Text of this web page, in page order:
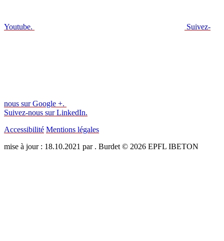
Youtube. Suivez-
nous sur Google +.
Suivez-nous sur LinkedIn.
Accessibilité Mentions légales
mise à jour : 18.10.2021 par . Burdet © 2026 EPFL IBETON